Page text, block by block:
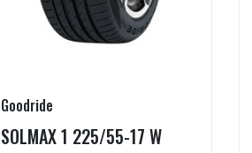
Goodride
SOLMAX 1 225/55-17 W